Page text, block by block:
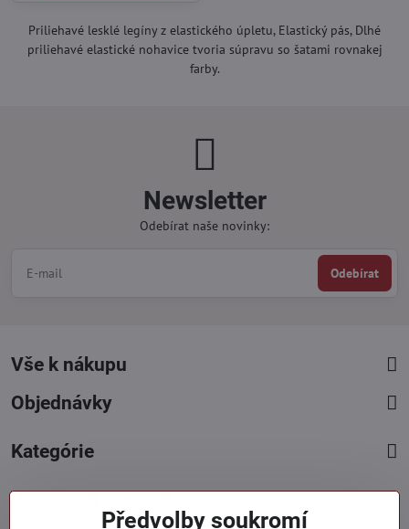
Priliehavé lesklé legíny z elastického úpletu, Elastický pás, Dlhé
priliehavé elastické nohavice tvoria súpravu so šatami rovnakej
farby.
Newsletter
Odebírat naše novinky:
Odebírat
Vše k nákupu
Objednávky
Kategórie
Facebook Instagram Pinterest
Předvolby soukromí